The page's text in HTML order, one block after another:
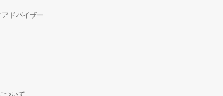
ドバイザー
ついて